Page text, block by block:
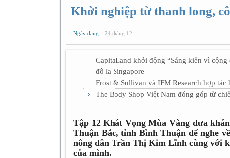
Khởi nghiệp từ thanh long,
Ngày đăng: : 24 tháng 12
CapitaLand khởi động “Sáng kiến vì
đô la Singapore
Frost & Sullivan và IFM Research hợp
The Body Shop Việt Nam đóng góp từ
Tập 12 Khát Vọng Mùa Vàng đưa
Thuận Bắc, tỉnh Bình Thuận để nghe
nông dân Trần Thị Kim Lĩnh cùng với
của mình.